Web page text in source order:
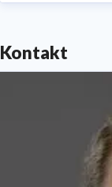
Kontakt